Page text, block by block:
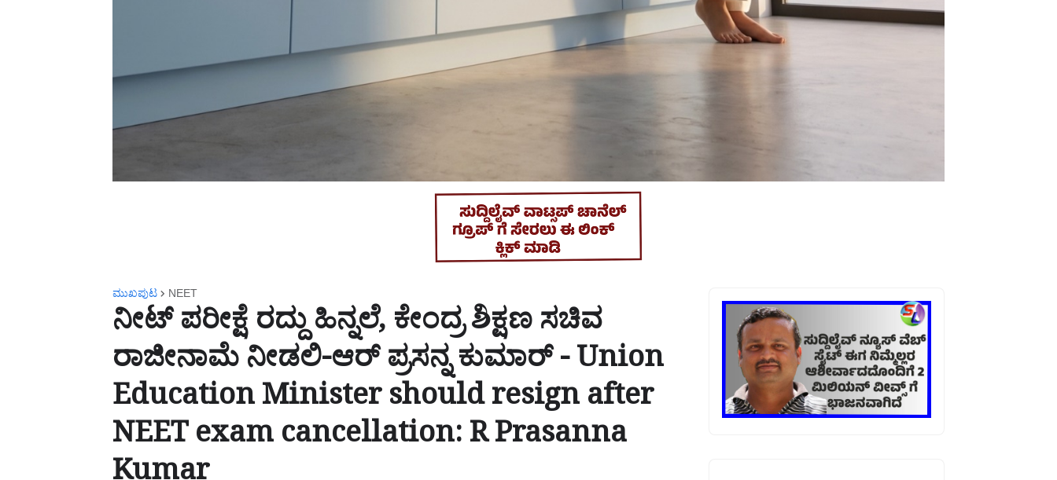
ಮುಖಪುಟ NEET
ನೀಟ್ ಪರೀಕ್ಷೆ ರದ್ದು ಹಿನ್ನಲೆ, ಕೇಂದ್ರ ಶಿಕ್ಷಣ ಸಚಿವ
ರಾಜೀನಾಮೆ ನೀಡಲಿ-ಆರ್ ಪ್ರಸನ್ನ ಕುಮಾರ್ - Union
Education Minister should resign after
NEET exam cancellation: R Prasanna